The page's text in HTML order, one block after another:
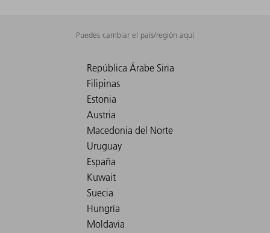
Puedes cambiar el país/región aquí